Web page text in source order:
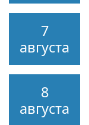
7
августа
8
августа